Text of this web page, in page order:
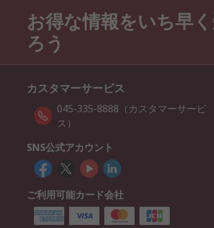
お得な情報をいち早
ろう
カスタマーサービス
045-335-8888（カスタマーサービ
ス）
SNS公式アカウント
ご利用可能カード会社